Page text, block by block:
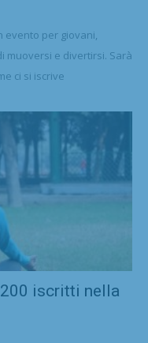
evento per giovani,
muoversi e divertirsi. Sarà
ci si iscrive
200 iscritti nella